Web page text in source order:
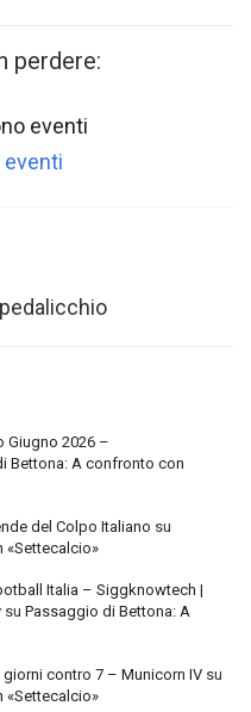
perdere:
eventi
Giugno 2026 –
Bettona: A confronto con
del Colpo Italiano su
«Settecalcio»
Italia – Siggknowtech |
su Passaggio di Bettona: A
contro 7 – Municorn IV su
«Settecalcio»